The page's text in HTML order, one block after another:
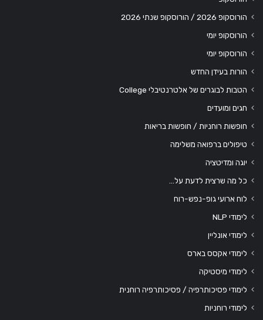
הורוסקופ 2026 / הורוסקופ שנתי 2026
הורוסקופ יומי
הורוסקופ יומי
הורות בעידן החדש
הטבות לבוגרים של אלטרנטיבלי College
חגים ומועדים
חופשות רוחניות / חופשות בריאות
טיפולים ברפואה משלימה
יוגה ומדיטציה
כל מה שרצית לדעת על…
לוח ארועי גופ-נפש-רוח
לימודי NLP
לימודי אונליין
לימודי אקסס בארס
לימודי מיסטיקה
לימודי פסיכותרפיה / פסיכותרפיה רוחנית
לימודי רוחניות